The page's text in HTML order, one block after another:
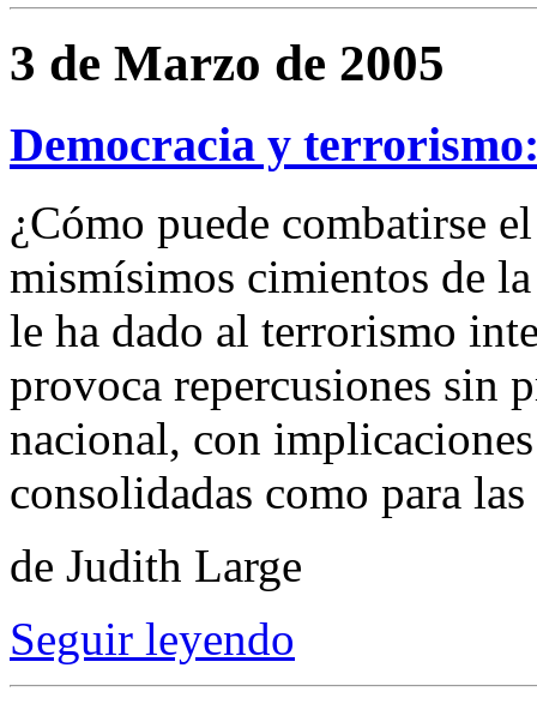
3 de Marzo de 2005
Democracia y
¿Cómo puede combatirse
mismísimos cimientos de
le ha dado al terrorismo
provoca repercusiones sin
nacional, con
consolidadas como para
de Judith Large
Seguir leyendo